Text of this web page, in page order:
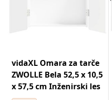
vidaXL Omara za tarče
ZWOLLE Bela 52,5 x 10,5
x 57,5 cm Inženirski les